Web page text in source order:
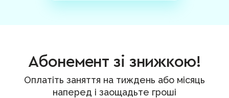
Абонемент зі знижкою!
Оплатіть заняття на тиждень або місяць
наперед і заощадьте гроші